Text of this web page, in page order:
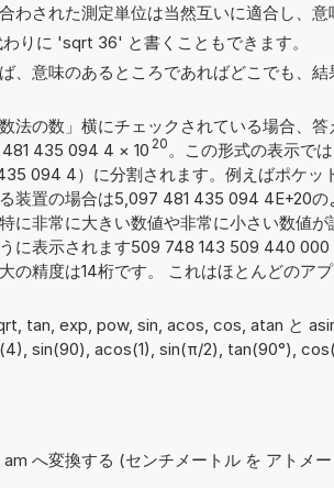
わされた測定単位は当然互いに適合し、
りに 'sqrt 36' と書くこともできます。
、意味のあるところであればどこでも、
数法の数」横にチェックされている場合、
435 094 4 × 10 20 。この形式の表示で
094 4）に分割されます。例えばポケッ
装置の場合は5,097 481 435 094 4E+20の
に非常に大きい数値や非常に小さい数値
に表示されます509 748 143 509 440
の精度は14桁です。 これはほとんどのア
tan, exp, pow, sin, acos, cos, atan と
sin(90), acos(1), sin(π/2), tan(90°),
へ変換する (センチメートル を アトメ